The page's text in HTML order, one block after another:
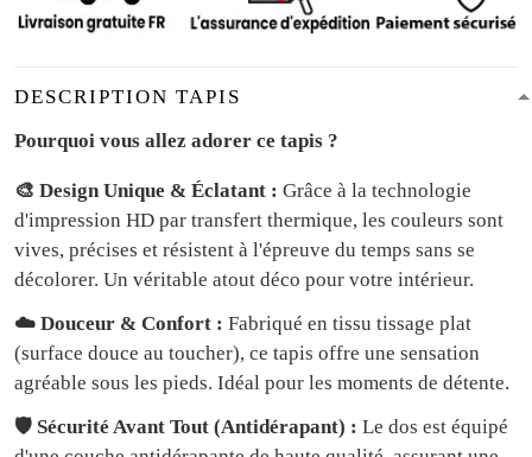
DESCRIPTION TAPIS
Pourquoi vous allez adorer ce tapis ?
🎨 Design Unique & Éclatant : Grâce à la technologie
d'impression HD par transfert thermique, les couleurs sont
vives, précises et résistent à l'épreuve du temps sans se
décolorer. Un véritable atout déco pour votre intérieur.
☁️ Douceur & Confort : Fabriqué en tissu tissage plat
(surface douce au toucher), ce tapis offre une sensation
agréable sous les pieds. Idéal pour les moments de détente.
🛡️ Sécurité Avant Tout (Antidérapant) : Le dos est équipé